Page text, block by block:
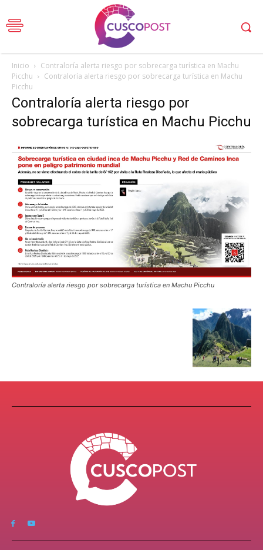
Inicio
Contraloría alerta riesgo por sobrecarga turística en Machu
Picchu
Contraloría alerta riesgo por sobrecarga turística en Machu
Picchu
Contraloría alerta riesgo por
sobrecarga turística en Machu Picchu
Contraloría alerta riesgo por sobrecarga turística en Machu Picchu